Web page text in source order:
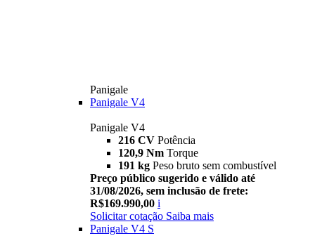
Panigale
Panigale V4
Panigale V4
216 CV Potência
120,9 Nm Torque
191 kg Peso bruto sem combustível
Preço público sugerido e válido até
31/08/2026, sem inclusão de frete:
R$169.990,00 i
Solicitar cotação Saiba mais
Panigale V4 S